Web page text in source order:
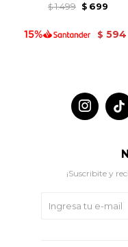
$ 1.499 $ 699
$ 594

¡Suscribite y